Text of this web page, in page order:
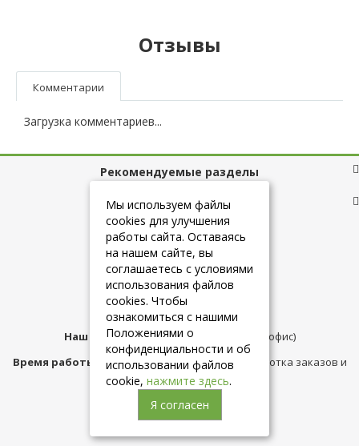
Отзывы
Комментарии
Загрузка комментариев...
Рекомендуемые разделы
Полезные ссылки
+7 (925) 084-10-60
Наш адрес:Москва,ул.Плещеева д.12 (офис)
Время работы магазина:с 10:00 до 21:00 (обработка заказов и
консультация)
Мы используем файлы
cookies для улучшения
работы сайта. Оставаясь
на нашем сайте, вы
соглашаетесь с условиями
использования файлов
cookies. Чтобы
ознакомиться с нашими
Положениями о
конфиденциальности и об
использовании файлов
cookie, нажмите здесь.
Я согласен